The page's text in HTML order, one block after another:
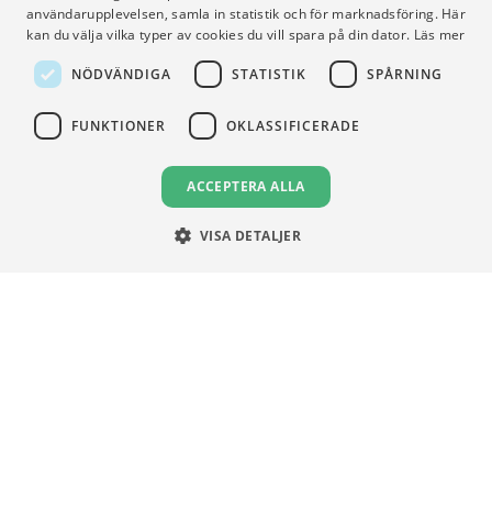
Gymnasieprofilen
Ung Privatekonomi
Support
VILLKOR
användarupplevelsen, samla in statistik och för marknadsföring. Här
kan du välja vilka typer av cookies du vill spara på din dator. Läs mer
NÖDVÄNDIGA STATISTIK SPÅRNING
FUNKTIONER OKLASSIFICERADE
ACCEPTERA ALLA
VISA DETALJER